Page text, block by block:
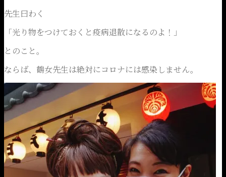
先生曰わく
「光り物をつけておくと疫病退散になるのよ！」
とのこと。
ならば、鶴女先生は絶対にコロナには感染しません。